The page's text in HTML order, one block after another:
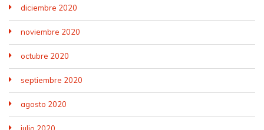
diciembre 2020
noviembre 2020
octubre 2020
septiembre 2020
agosto 2020